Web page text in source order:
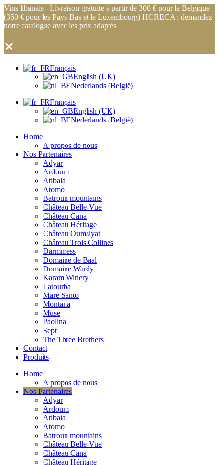
Vins libanais - Livraison gratuite à partir de 300 € pour la Belgique
(350 € pour les Pays-Bas et le Luxembourg) HORECA : demandez
notre catalogue avec les prix adaptés
✕
Français
English (UK)
Nederlands (België)
Français
English (UK)
Nederlands (België)
Home
A propos de nous
Nos Partenaires
Adyar
Ardoum
Atibaia
Atomo
Batroun mountains
Château Belle-Vue
Château Cana
Château Héritage
Château Oumsiyat
Château Trois Collines
Darmmess
Domaine de Baal
Domaine Wardy
Karam Winery
Latourba
Mare Santo
Montana
Muse
Paolina
Sept
The Three Brothers
Contact
Produits
Home
A propos de nous
Nos Partenaires
Adyar
Ardoum
Atibaia
Atomo
Batroun mountains
Château Belle-Vue
Château Cana
Château Héritage